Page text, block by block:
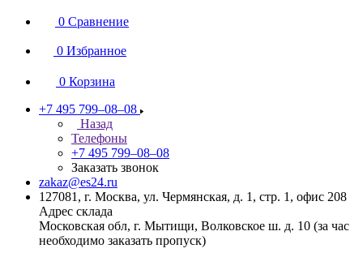
0 Сравнение
0 Избранное
0 Корзина
+7 495 799–08–08
Назад
Телефоны
+7 495 799–08–08
Заказать звонок
zakaz@es24.ru
127081, г. Москва, ул. Чермянская, д. 1, стр. 1, офис 208
Адрес склада
Московская обл, г. Мытищи, Волковское ш. д. 10 (за час
необходимо заказать пропуск)